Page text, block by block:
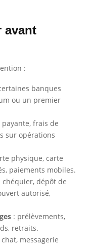
avant
:
banques
ou un premier
frais de
sur opérations
physique, carte
paiements mobiles.
chéquier, dépôt de
autorisé,
: prélèvements,
retraits.
messagerie